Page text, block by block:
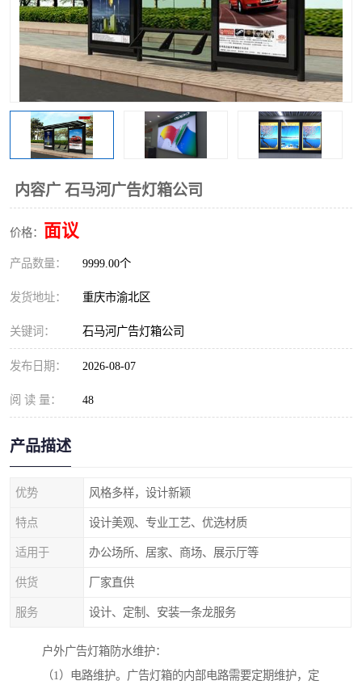
内容广 石马河广告灯箱公司
价格： 面议
产品数量： 9999.00个
发货地址： 重庆市渝北区
关键词： 石马河广告灯箱公司
发布日期： 2026-08-07
阅 读 量： 48
产品描述
优势 风格多样，设计新颖
特点 设计美观、专业工艺、优选材质
适用于 办公场所、居家、商场、展示厅等
供货 厂家直供
服务 设计、定制、安装一条龙服务
户外广告灯箱防水维护：
（1）电路维护。广告灯箱的内部电路需要定期维护，定